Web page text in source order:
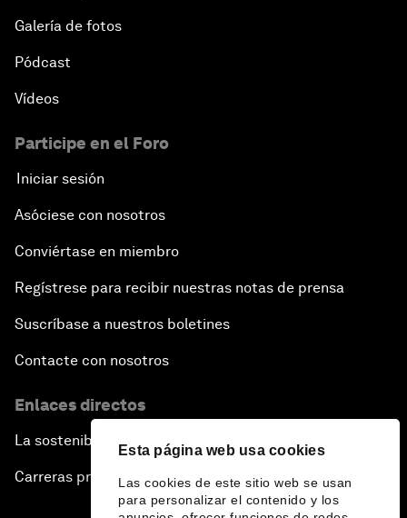
Esta página web usa cookies
Las cookies de este sitio web se usan
para personalizar el contenido y los
Galería de fotos
Pódcast
Vídeos
Participe en el Foro
Iniciar sesión
Asóciese con nosotros
Conviértase en miembro
Regístrese para recibir nuestras notas de prensa
Suscríbase a nuestros boletines
Contacte con nosotros
Enlaces directos
La sostenibilidad en el Foro
Carreras profesionales